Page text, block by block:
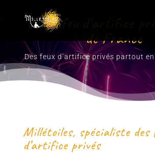
Votre feu d’artifice
de France
Des feux d’artifice privés partout
Millétoiles, spécialiste des
d’artifice privés